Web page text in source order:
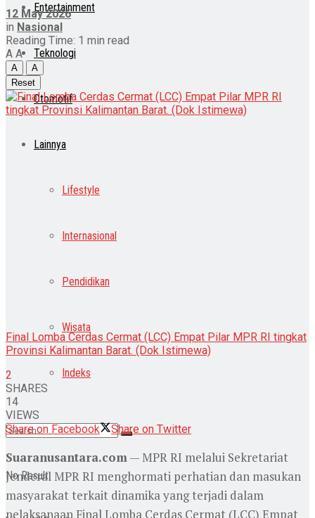
Entertainment
Teknologi
Otomotif
Lainnya
Lifestyle
Internasional
Pendidikan
Wisata
Indeks
No Result
12 May 2026
in Nasional
Reading Time: 1 min read
A A
A
A
Reset
Final Lomba Cerdas Cermat (LCC) Empat Pilar MPR RI tingkat
Provinsi Kalimantan Barat. (Dok Istimewa)
2
SHARES
14
VIEWS
Share on Facebook
Share on Twitter
Suaranusantara.com— MPR RI melalui Sekretariat
Jenderal MPR RI menghormati perhatian dan masukan
masyarakat terkait dinamika yang terjadi dalam
pelaksanaan Final Lomba Cerdas Cermat (LCC) Empat